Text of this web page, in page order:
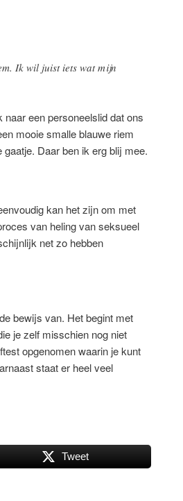
Ik wil juist iets wat mijn
een personeelslid dat ons
mooie smalle blauwe riem
Daar ben ik erg blij mee.
kan het zijn om met
van heling van seksueel
net zo hebben
bewijs van. Het begint met
je zelf misschien nog niet
opgenomen waarin je kunt
staat er heel veel
Tweet